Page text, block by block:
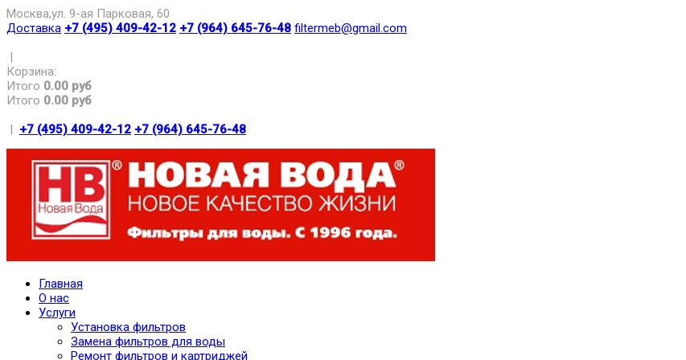
Москва,ул. 9-ая Парковая, 60
Доставка +7 (495) 409-42-12 +7 (964) 645-76-48 filtermeb@gmail.com
|
Корзина:
Итого 0.00 руб
Итого 0.00 руб
| +7 (495) 409-42-12 +7 (964) 645-76-48
Главная
О нас
Услуги
Установка фильтров
Замена фильтров для воды
Ремонт фильтров и картриджей